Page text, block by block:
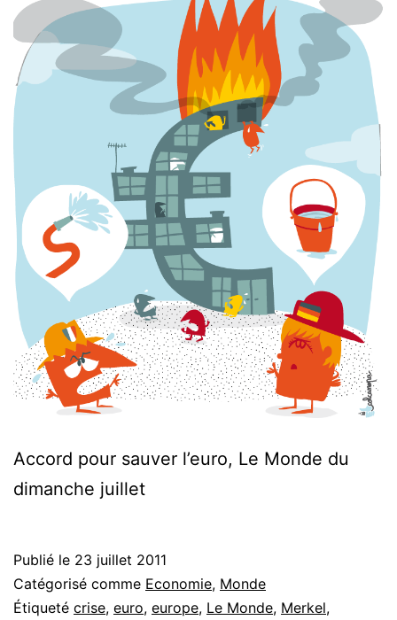
Accord pour sauver l’euro, Le Monde du
dimanche juillet
Publié le 23 juillet 2011
Catégorisé comme Economie, Monde
Étiqueté crise, euro, europe, Le Monde, Merkel,